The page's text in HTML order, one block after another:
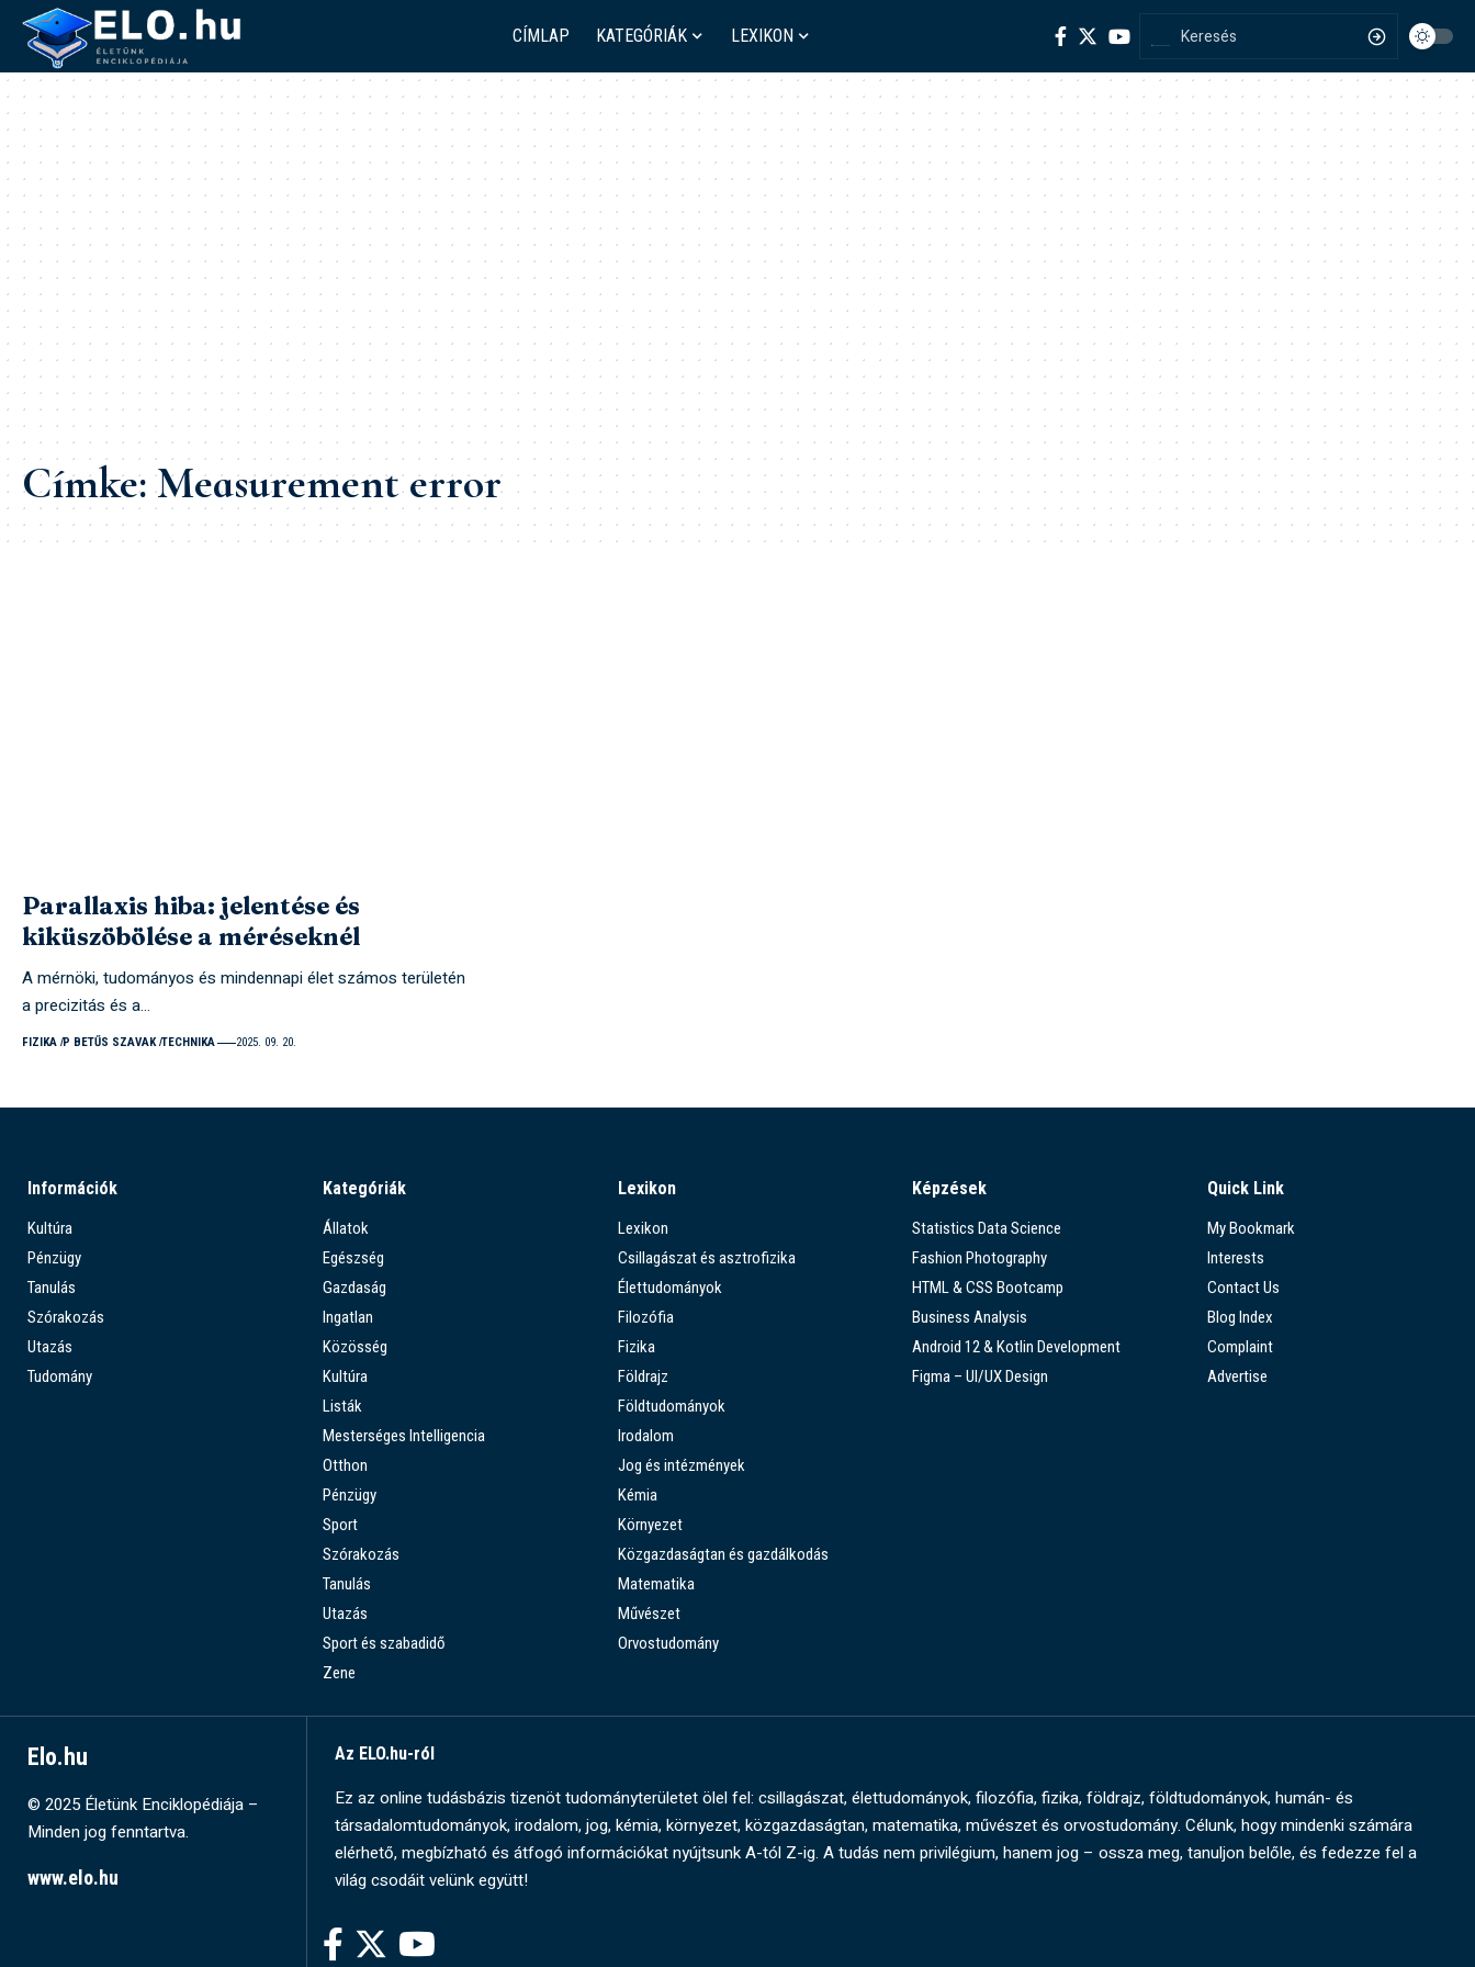
CÍMLAP KATEGÓRIÁK LEXIKON
Címke:Measurement error
Parallaxis hiba: jelentése és
kiküszöbölése a méréseknél
A mérnöki, tudományos és mindennapi élet számos területén
a precizitás és a…
FIZIKA P BETŰS SZAVAK TECHNIKA 2025. 09. 20.
Információk
Kultúra
Pénzügy
Tanulás
Szórakozás
Utazás
Tudomány
Kategóriák
Állatok
Egészség
Gazdaság
Ingatlan
Közösség
Kultúra
Listák
Mesterséges Intelligencia
Otthon
Pénzügy
Sport
Szórakozás
Tanulás
Utazás
Sport és szabadidő
Zene
Lexikon
Lexikon
Csillagászat és asztrofizika
Élettudományok
Filozófia
Fizika
Földrajz
Földtudományok
Irodalom
Jog és intézmények
Kémia
Környezet
Közgazdaságtan és gazdálkodás
Matematika
Művészet
Orvostudomány
Képzések
Statistics Data Science
Fashion Photography
HTML & CSS Bootcamp
Business Analysis
Android 12 & Kotlin Development
Figma – UI/UX Design
Quick Link
My Bookmark
Interests
Contact Us
Blog Index
Complaint
Advertise
Elo.hu
© 2025 Életünk Enciklopédiája –
Minden jog fenntartva.
www.elo.hu
Az ELO.hu-ról
Ez az online tudásbázis tizenöt tudományterületet ölel fel: csillagászat, élettudományok, filozófia, fizika, földrajz, földtudományok, humán- és
társadalomtudományok, irodalom, jog, kémia, környezet, közgazdaságtan, matematika, művészet és orvostudomány. Célunk, hogy mindenki számára
elérhető, megbízható és átfogó információkat nyújtsunk A-tól Z-ig. A tudás nem privilégium, hanem jog – ossza meg, tanuljon belőle, és fedezze fel a
világ csodáit velünk együtt!